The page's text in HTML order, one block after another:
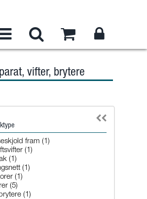
vifter, brytere
fram (1)
(1)
(1)
(1)
(1)
(5)
(1)